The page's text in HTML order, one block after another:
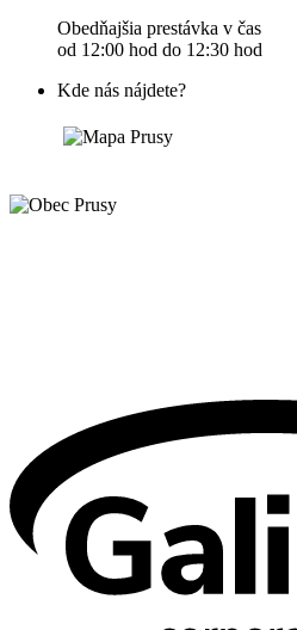
Obedňajšia prestávka v čas
od 12:00 hod do 12:30 hod
Kde nás nájdete?